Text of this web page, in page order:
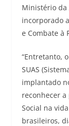
Ministério da
incorporado
e Combate à
“Entretanto,
SUAS
implantado
reconhecer
Social na
brasileiros,